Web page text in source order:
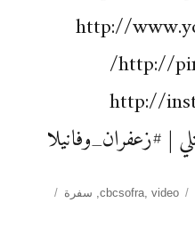
http://
http://
http://
الوسومcbcsofra, video
, سفرة